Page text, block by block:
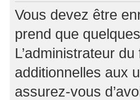
Vous devez être
prend que
L’administrateur
additionnelles aux
assurez-vous